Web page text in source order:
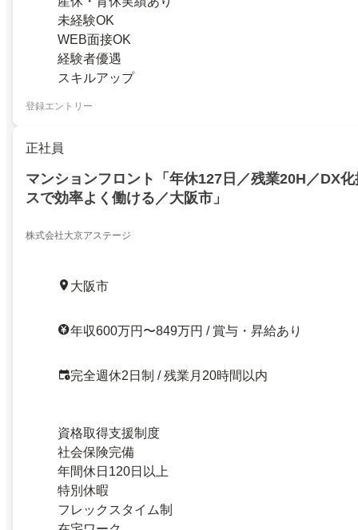
未経験OK
WEB面接OK
経験者優遇
スキルアップ
登録エントリー
正社員
マンションフロント「年休127日／残業20H／DX
スで効率よく働ける／大阪市」
株式会社大京アステージ
大阪市
年収600万円〜849万円 / 賞与・昇給あり
完全週休2日制 / 残業月20時間以内
資格取得支援制度
社会保険完備
年間休日120日以上
特別休暇
フレックスタイム制